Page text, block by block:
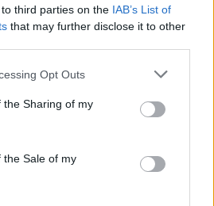
third parties on the IAB’s List of
that may further disclose it to other
Opt Outs
the Sharing of my
the Sale of my